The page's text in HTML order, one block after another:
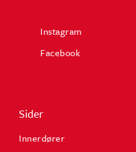
Instagram
Facebook
Sider
Innerdører